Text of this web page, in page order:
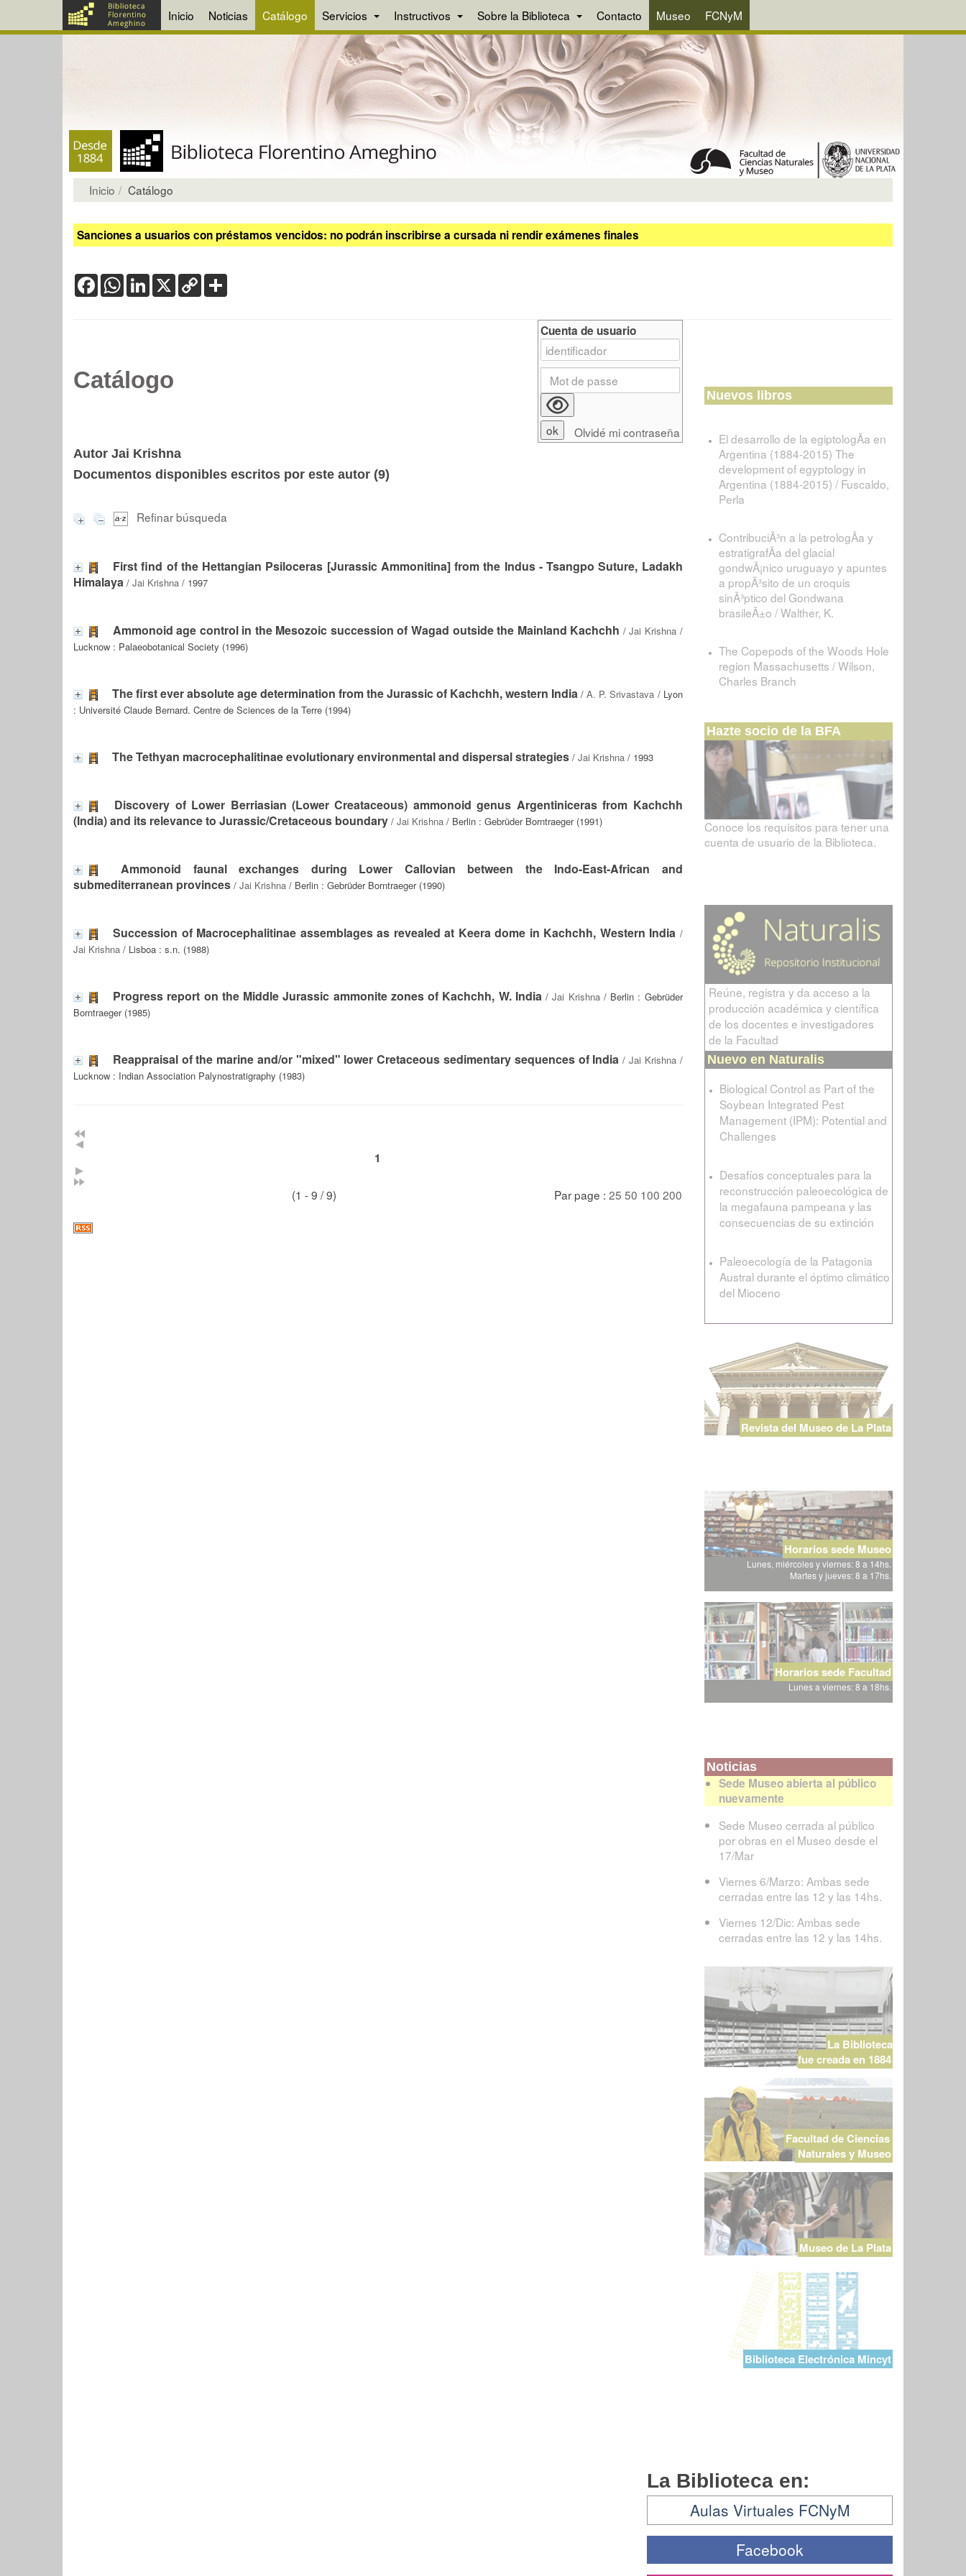
Inicio Noticias Catálogo Servicios Instructivos Sobre la Biblioteca Contacto Museo FCNyM
Inicio Catálogo
Sanciones a usuarios con préstamos vencidos: no podrán inscribirse a cursada ni rendir exámenes finales
FacebookWhatsApp
LinkedIn
X Copy
Link
Catálogo
Autor Jai Krishna
Documentos disponibles escritos por este autor (9)
Refinar búsqueda
First find of the Hettangian Psiloceras [Jurassic Ammonitina] from the Indus - Tsangpo Suture, Ladakh
Himalaya / Jai Krishna / 1997
Ammonoid age control in the Mesozoic succession of Wagad outside the Mainland Kachchh /Jai Krishna/
Lucknow : Palaeobotanical Society (1996)
The first ever absolute age determination from the Jurassic of Kachchh, western India /A. P. Srivastava / Lyon
: Université Claude Bernard. Centre de Sciences de la Terre (1994)
The Tethyan macrocephalitinae evolutionary environmental and dispersal strategies / Jai Krishna / 1993
Discovery of Lower Berriasian (Lower Creataceous) ammonoid genus Argentiniceras from Kachchh
(India) and its relevance to Jurassic/Cretaceous boundary / Jai Krishna / Berlin : Gebrüder Borntraeger (1991)
Ammonoid faunal exchanges during Lower Callovian between the Indo-East-African and
submediterranean provinces / Jai Krishna / Berlin : Gebrüder Borntraeger (1990)
Succession of Macrocephalitinae assemblages as revealed at Keera dome in Kachchh, Western India /
Jai Krishna / Lisboa : s.n. (1988)
Progress report on the Middle Jurassic ammonite zones of Kachchh, W. India/Jai Krishna/ Berlin : Gebrüder
Borntraeger (1985)
Reappraisal of the marine and/or "mixed" lower Cretaceous sedimentary sequences of India / Jai Krishna/
Lucknow : Indian Association Palynostratigraphy (1983)
1
(1 - 9 / 9) Par page : 25 50 100 200
Cuenta de usuario
Olvidé mi contraseña
Nuevos libros
El desarrollo de la egiptologÃ­a en
Argentina (1884-2015) The
development of egyptology in
Argentina (1884-2015) / Fuscaldo,
Perla
ContribuciÃ³n a la petrologÃ­a y
estratigrafÃ­a del glacial
gondwÃ¡nico uruguayo y apuntes
a propÃ³sito de un croquis
sinÃ³ptico del Gondwana
brasileÃ±o / Walther, K.
The Copepods of the Woods Hole
region Massachusetts / Wilson,
Charles Branch
Hazte socio de la BFA
Conoce los requisitos para tener una
cuenta de usuario de la Biblioteca.
Reúne, registra y da acceso a la
producción académica y científica
de los docentes e investigadores
de la Facultad
Nuevo en Naturalis
Biological Control as Part of the
Soybean Integrated Pest
Management (IPM): Potential and
Challenges
Desafíos conceptuales para la
reconstrucción paleoecológica de
la megafauna pampeana y las
consecuencias de su extinción
Paleoecología de la Patagonia
Austral durante el óptimo climático
del Mioceno
Revista del Museo de La Plata
Horarios sede Museo
Lunes, miércoles y viernes: 8 a 14hs.
Martes y jueves: 8 a 17hs.
Horarios sede Facultad
Lunes a viernes: 8 a 18hs.
Noticias
Sede Museo abierta al público
nuevamente
Sede Museo cerrada al público
por obras en el Museo desde el
17/Mar
Viernes 6/Marzo: Ambas sede
cerradas entre las 12 y las 14hs.
Viernes 12/Dic: Ambas sede
cerradas entre las 12 y las 14hs.
La Biblioteca
fue creada en 1884
Facultad de Ciencias
Naturales y Museo
Museo de La Plata
Biblioteca Electrónica Mincyt
La Biblioteca en:
Aulas Virtuales FCNyM
Facebook